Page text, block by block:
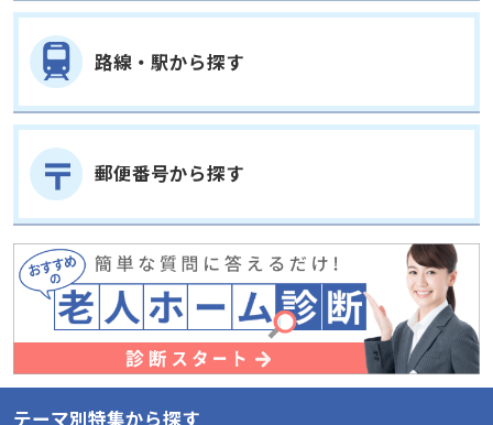
路線・駅から探す
郵便番号から探す
テーマ別特集から探す